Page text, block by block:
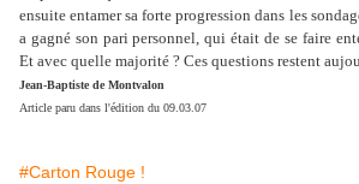
ensuite entamer sa forte progression dans les
a gagné son pari personnel, qui était de se faire
Et avec quelle majorité ? Ces questions restent
Jean-Baptiste de Montvalon
Article paru dans l'édition du 09.03.07
#Carton Rouge !